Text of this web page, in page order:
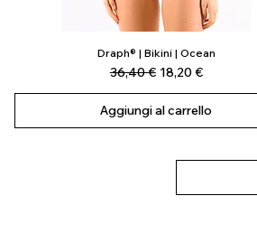
Vista rapida
Draph® | Bikini | Ocean
Prezzo regolare
36,40 € Prezzo scontato
18,20 €
Aggiungi al carrello